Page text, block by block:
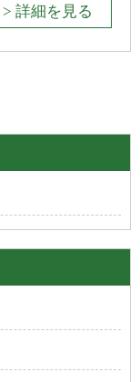
> 詳細を見る